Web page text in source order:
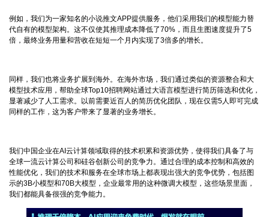
例如，我们为一家知名的小说推文APP提供服务，他们采用我们的模型能力替
代自有的模型架构。这不仅使其推理成本降低了70%，而且生图速度提升了5
倍，最终业务用量和营收在短短一个月内实现了3倍多的增长。
同样，我们也将业务扩展到海外。在海外市场，我们通过类似的资源整合和大
模型技术应用，帮助全球Top10招聘网站通过大语言模型进行简历筛选和优化，
显著减少了人工需求。以前需要近百人的简历优化团队，现在仅需5人即可完成
同样的工作，这为客户带来了显著的业务增长。
我们中国企业在AI云计算领域取得的技术积累和资源优势，使得我们具备了与
全球一流云计算公司和硅谷创新公司的竞争力。通过合理的成本控制和高效的
性能优化，我们的技术和服务在全球市场上都表现出强大的竞争优势，包括图
示的3B小模型和70B大模型，企业最常用的这种微调大模型，这些场景里面，
我们都能具备很强的竞争能力。